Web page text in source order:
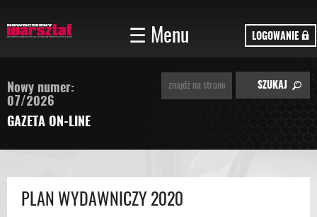
☰ Menu LOGOWANIE
Nowy numer:
07/2026
GAZETA ON-LINE
PLAN WYDAWNICZY 2020